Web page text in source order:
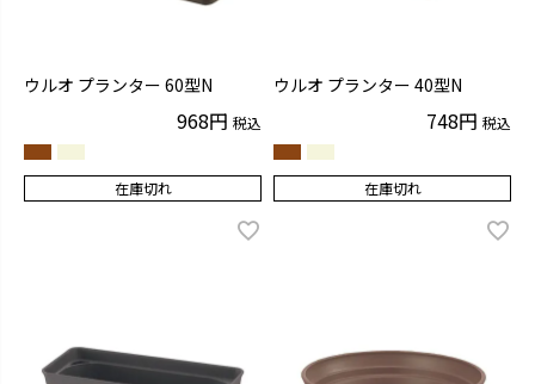
ウルオ プランター 60型N
968 税込
在庫切れ
ウルオ プランター 40型N
748 税込
在庫切れ